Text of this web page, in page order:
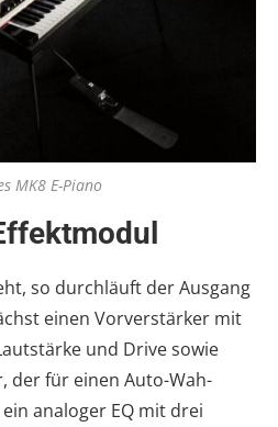
MK8 E-Piano
so durchläuft der Ausgang
einen Vorverstärker mit
und Drive sowie
der für einen Auto-Wah-
analoger EQ mit drei